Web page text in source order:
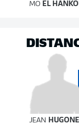
MO EL
JEAN